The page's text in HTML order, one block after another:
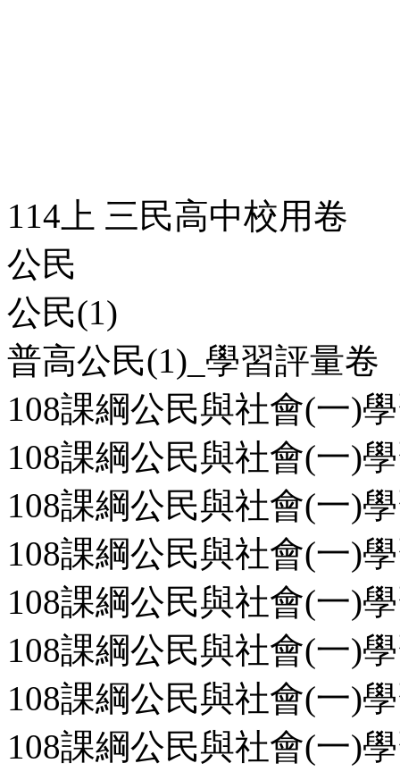
114上 三民高中校用卷
公民
公民(1)
普高公民(1)_學習評量卷
108課綱公民與社會(一)
108課綱公民與社會(一)
108課綱公民與社會(一)
108課綱公民與社會(一)
108課綱公民與社會(一)
108課綱公民與社會(一)
108課綱公民與社會(一)
108課綱公民與社會(一)